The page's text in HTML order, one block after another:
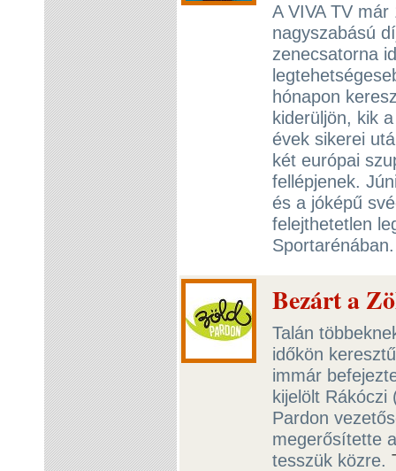
A VIVA TV
nagyszabású
zenecsatorna
hónapon
kiderüljön, kik
évek sikerei
két európai
fellépjenek.
és a jóképű
felejthetetlen
Bezárt a
Talán
időkön
immár
kijelölt Rákóczi
Pardon
megerősítette
tesszük közre.